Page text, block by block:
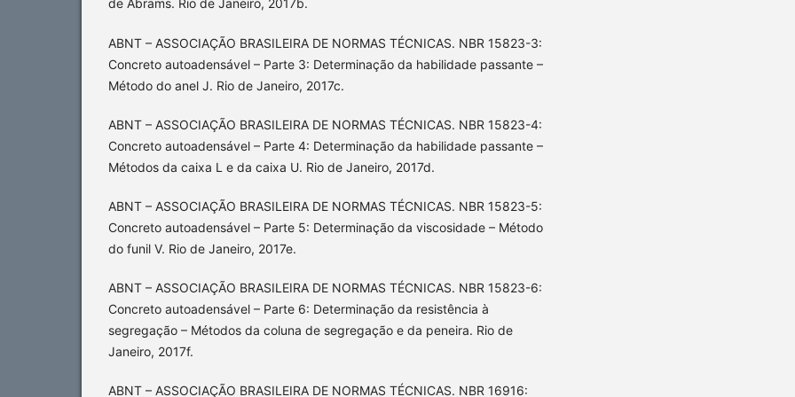
de Abrams. Rio de Janeiro, 2017b.
ABNT – ASSOCIAÇÃO BRASILEIRA DE NORMAS TÉCNICAS. NBR 15823-3:
Concreto autoadensável – Parte 3: Determinação da habilidade passante –
Método do anel J. Rio de Janeiro, 2017c.
ABNT – ASSOCIAÇÃO BRASILEIRA DE NORMAS TÉCNICAS. NBR 15823-4:
Concreto autoadensável – Parte 4: Determinação da habilidade passante –
Métodos da caixa L e da caixa U. Rio de Janeiro, 2017d.
ABNT – ASSOCIAÇÃO BRASILEIRA DE NORMAS TÉCNICAS. NBR 15823-5:
Concreto autoadensável – Parte 5: Determinação da viscosidade – Método
do funil V. Rio de Janeiro, 2017e.
ABNT – ASSOCIAÇÃO BRASILEIRA DE NORMAS TÉCNICAS. NBR 15823-6:
Concreto autoadensável – Parte 6: Determinação da resistência à
segregação – Métodos da coluna de segregação e da peneira. Rio de
Janeiro, 2017f.
ABNT – ASSOCIAÇÃO BRASILEIRA DE NORMAS TÉCNICAS. NBR 16916: